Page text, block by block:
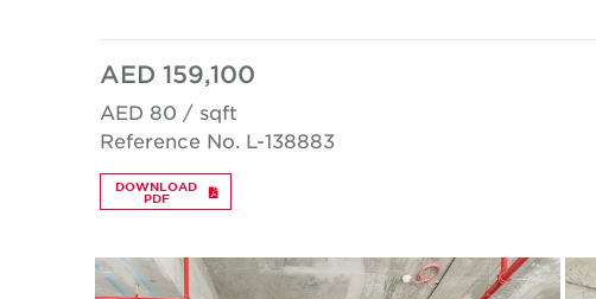
AED 159,100
AED 80 / sqft
Reference No. L-138883
DOWNLOAD
PDF